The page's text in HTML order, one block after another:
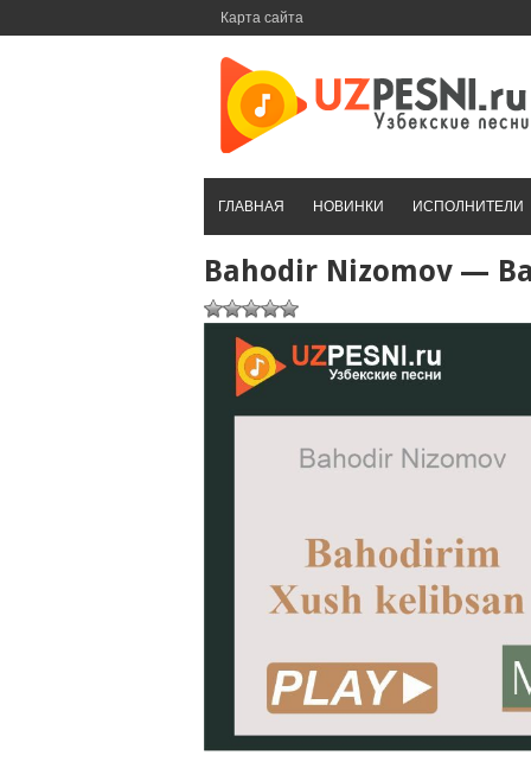
Карта сайта
ГЛАВНАЯ НОВИНКИ ИСПОЛНИТЕЛИ
Bahodir Nizomov —